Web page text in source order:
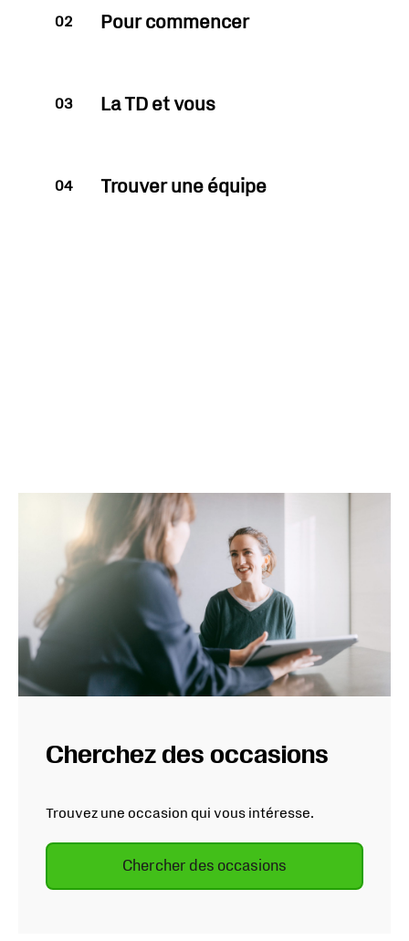
02 Pour commencer
03 La TD et vous
04 Trouver une équipe
Cherchez des occasions
Trouvez une occasion qui vous intéresse.
Chercher des occasionsS'ouvre dans un nouvel